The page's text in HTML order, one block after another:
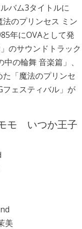
バム3タイトルに
のプリンセス ミン
年にOVAとして発
のサウンドトラック
の輪舞 音楽篇」、
「魔法のプリンセ
フェスティバル」が
モ いつか王子
美